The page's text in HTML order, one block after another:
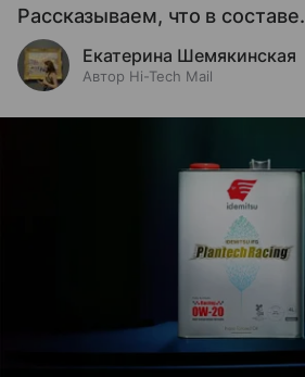
Рассказываем, что в составе.
Екатерина Шемякинская
Автор Hi-Tech Mail